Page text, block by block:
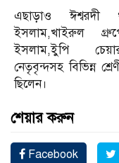
এছাড়াও ঈশ্বরদী
ইসলাম,খাইরুল
ইসলাম,ইুপি
নেতৃবৃন্দসহ বিভিন্ন
ছিলেন।
শেয়ার করুন
Facebook